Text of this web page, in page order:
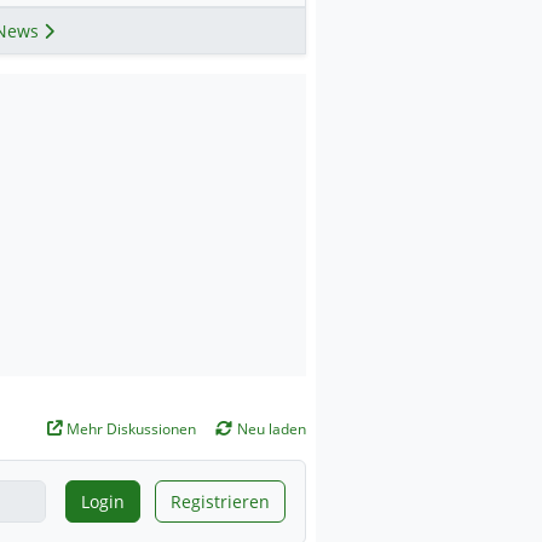
Mehr Diskussionen Neu laden
Login Registrieren